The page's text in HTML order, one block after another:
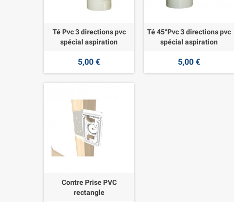
Té Pvc 3 directions pvc
spécial aspiration
5,00 €
Té 45°Pvc 3 directions pvc
spécial aspiration
5,00 €
Contre Prise PVC
rectangle